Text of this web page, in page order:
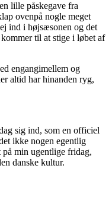
lille påskegave fra
ovenpå nogle meget
ind i højsæsonen og det
til at stige i løbet af
engangimellem og
altid har hinanden ryg,
sig ind, som en officiel
ikke nogen egentlig
min ugentlige fridag,
danske kultur.